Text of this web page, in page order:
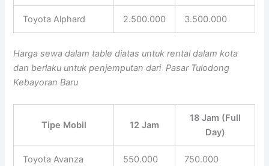
Toyota Alphard 2.500.000 3.500.000
Harga sewa dalam table diatas untuk rental dalam kota
dan berlaku untuk penjemputan dari Pasar Tulodong
Kebayoran Baru
Tipe Mobil 12 Jam
18 Jam (Full
Day)
Toyota Avanza 550.000 750.000